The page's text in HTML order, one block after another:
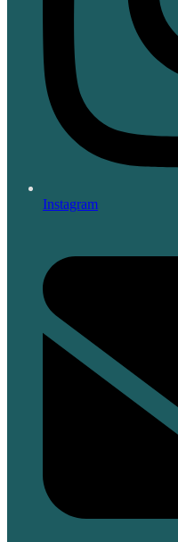
Instagram